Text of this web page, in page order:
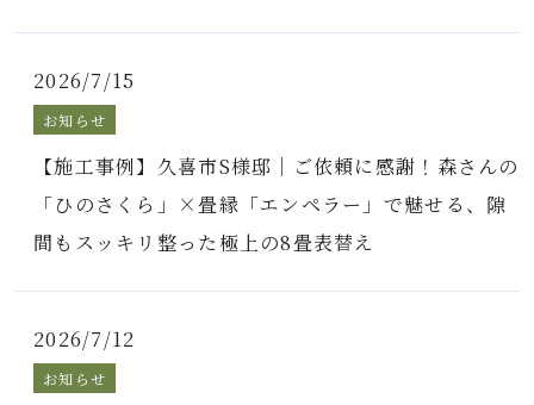
2026/7/15
お知らせ
【施工事例】久喜市S様邸｜ご依頼に感謝！森さんの
「ひのさくら」×畳縁「エンペラー」で魅せる、隙
間もスッキリ整った極上の8畳表替え
2026/7/12
お知らせ